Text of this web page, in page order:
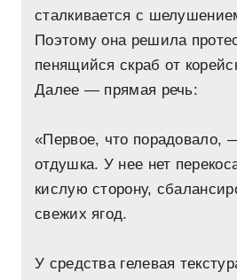
сталкивается с
Поэтому она решила
пенящийся скраб от
Далее — прямая речь:
«Первое, что порадовало,
отдушка. У нее нет
кислую сторону,
свежих ягод.
У средства гелевая